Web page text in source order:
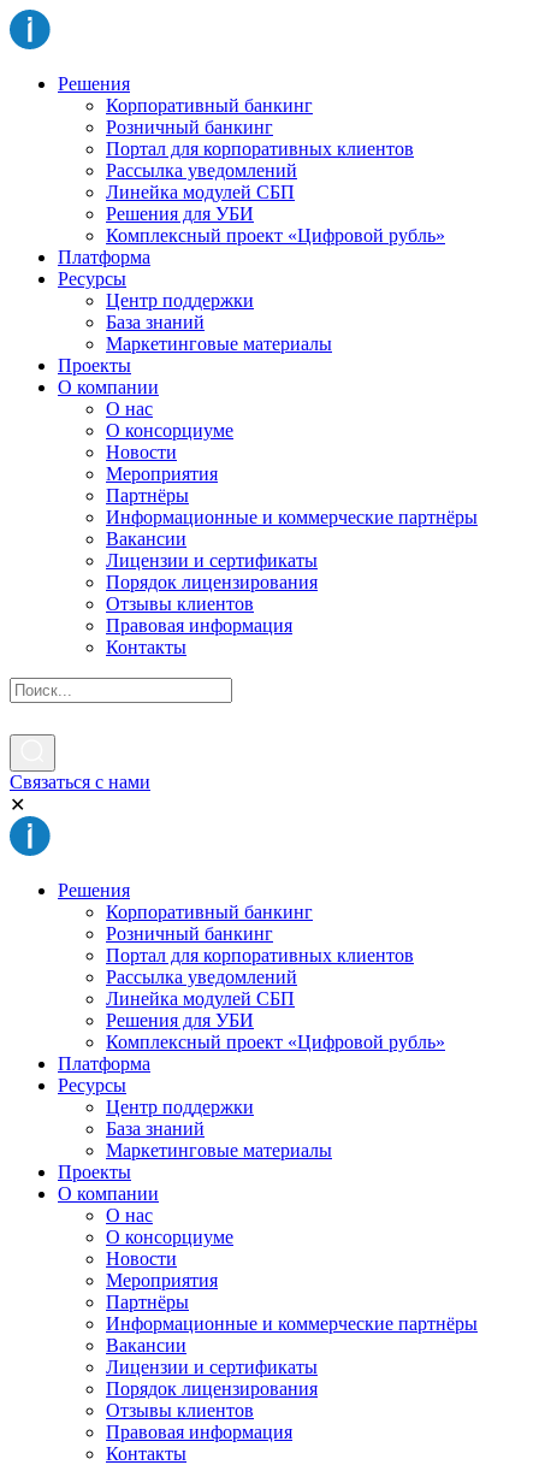
Решения
Корпоративный банкинг
Розничный банкинг
Портал для корпоративных клиентов
Рассылка уведомлений
Линейка модулей СБП
Решения для УБИ
Комплексный проект «Цифровой рубль»
Платформа
Ресурсы
Центр поддержки
База знаний
Маркетинговые материалы
Проекты
О компании
О нас
О консорциуме
Новости
Мероприятия
Партнёры
Информационные и коммерческие партнёры
Вакансии
Лицензии и сертификаты
Порядок лицензирования
Отзывы клиентов
Правовая информация
Контакты
Связаться с нами
✕
Решения
Корпоративный банкинг
Розничный банкинг
Портал для корпоративных клиентов
Рассылка уведомлений
Линейка модулей СБП
Решения для УБИ
Комплексный проект «Цифровой рубль»
Платформа
Ресурсы
Центр поддержки
База знаний
Маркетинговые материалы
Проекты
О компании
О нас
О консорциуме
Новости
Мероприятия
Партнёры
Информационные и коммерческие партнёры
Вакансии
Лицензии и сертификаты
Порядок лицензирования
Отзывы клиентов
Правовая информация
Контакты